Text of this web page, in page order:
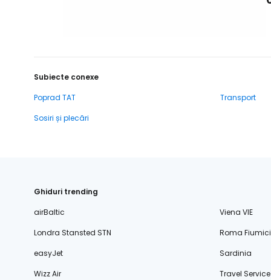
Subiecte conexe
Poprad TAT
Transport
Sosiri și plecări
Ghiduri trending
airBaltic
Viena VIE
Londra Stansted STN
Roma
easyJet
Sardinia
Wizz Air
Travel Service